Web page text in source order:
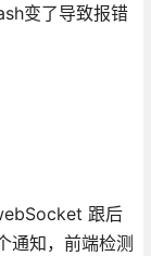
变了导致报错
跟后
通知，前端检测